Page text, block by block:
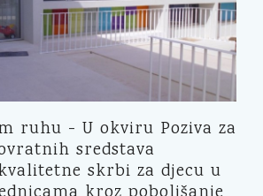
ruhu - U okviru Poziva za
sredstava
skrbi za djecu u